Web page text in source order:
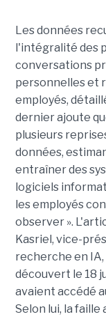
Les données
l'intégralité des
conversations
personnelles et
employés,
dernier ajoute
plusieurs
données,
entraîner des
logiciels
les employés
observer ».
Kasriel, vice-
recherche en
découvert le 18
avaient accédé
Selon lui, la faille